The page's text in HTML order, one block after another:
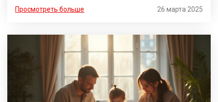
возможности и советы по использованию средств на
представление о том, как воспользоваться
материнским капиталом в этом контексте. Разберем,
какие условия необходимо соблюдать и на что
обратить внимание.
Просмотреть больше 26 марта 2025